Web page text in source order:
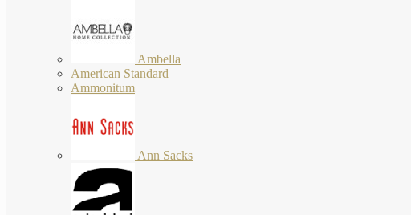
Ambella
American Standard
Ammonitum
Ann Sacks